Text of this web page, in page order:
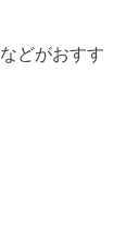
どがおすす